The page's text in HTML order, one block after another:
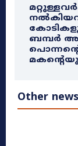
ബമ്പർ
Other news